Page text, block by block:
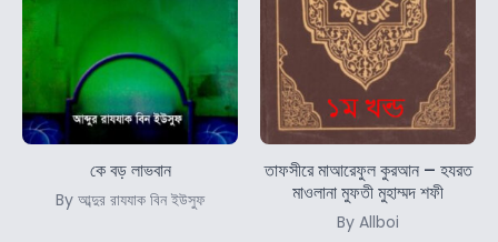
কে বড় লাভবান
By আব্দুর রাযযাক বিন ইউসুফ
তাফসীরে মাআরেফুল কুরআন – হযরত
মাওলানা মুফতী মুহাম্মদ শফী
By Allboi